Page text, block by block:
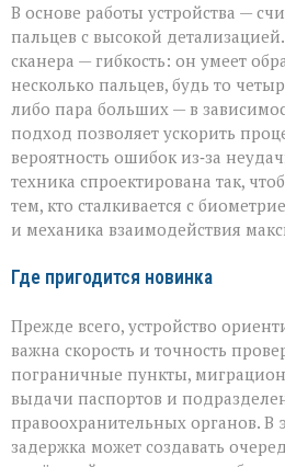
В основе работы устройства —
пальцев с высокой
сканера — гибкость: он умеет
несколько пальцев, будь то
либо пара больших — в
подход позволяет ускорить
вероятность ошибок из‑за
техника спроектирована так,
тем, кто сталкивается с
и механика взаимодействия
Где пригодится новинка
Прежде всего, устройство
важна скорость и точность
пограничные пункты,
выдачи паспортов и
правоохранительных органов. В
задержка может создавать